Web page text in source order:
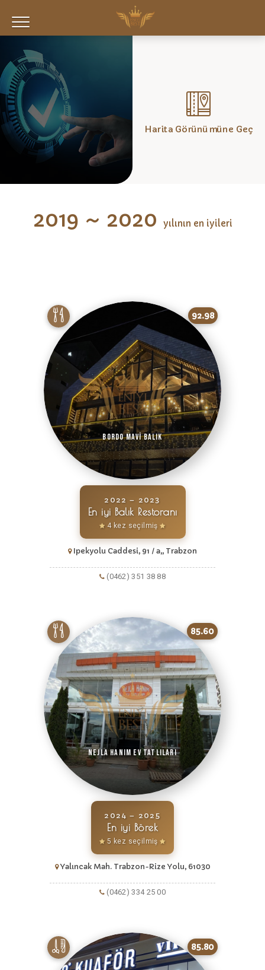
Harita Görünümüne Geç
2019 ~ 2020 yılının en iyileri
92.98
Bordo Mavi Balık
2022 – 2023
En iyi Balık Restoranı
4 kez seçilmiş
Ipekyolu Caddesi, 91 / a,, Trabzon
(0462) 351 38 88
85.60
Nejla Hanım Ev Tatlıları
2024 – 2025
En iyi Börek
5 kez seçilmiş
Yalıncak Mah. Trabzon-Rize Yolu, 61030
(0462) 334 25 00
85.80